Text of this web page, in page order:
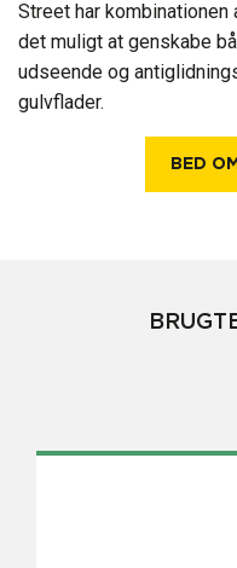
Street har
det muligt at genskabe
udseende og
gulvflader.
BED